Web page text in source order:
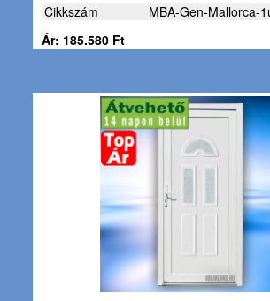
Cikkszám
MBA-Gen-Mallorca-
Ár: 185.580 Ft